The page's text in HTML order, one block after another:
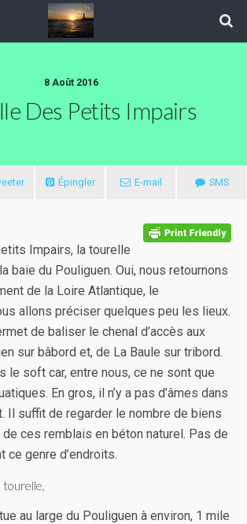
8 Août 2016
Des Petits Impairs
Épingler E-mail SMS
Impairs, la tourelle
baie du Pouliguen. Oui, nous retournons
de la Loire Atlantique, le
allons préciser quelques peu les lieux.
de baliser le chenal d’accès aux
sur bâbord et, de La Baule sur tribord.
le soft car, entre nous, ce ne sont que
En gros, il n’y a pas d’âmes dans
Il suffit de regarder le nombre de biens
ces remblais en béton naturel. Pas de
ce genre d’endroits.
tourelle,
au large du Pouliguen à environ, 1 mile